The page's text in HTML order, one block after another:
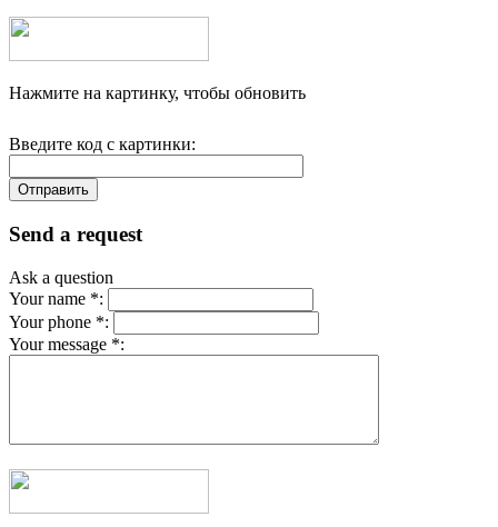
Нажмите на картинку, чтобы обновить
Введите код с картинки:
Send a request
Ask a question
Your name *:
Your phone *:
Your message *: